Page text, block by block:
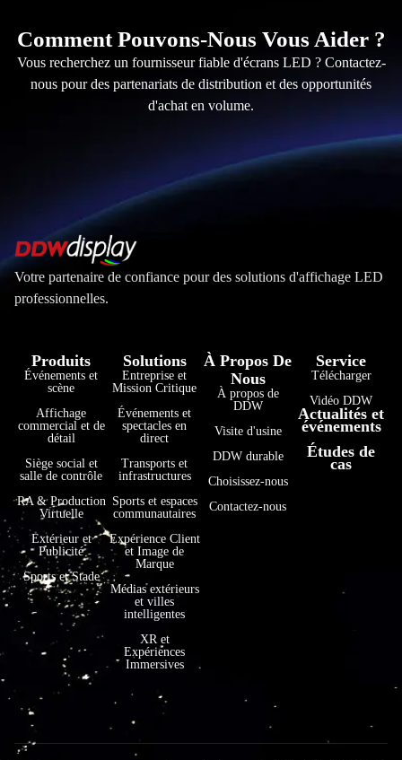
Comment Pouvons-Nous Vous Aider ?
Vous recherchez un fournisseur fiable d'écrans LED ? Contactez-
nous pour des partenariats de distribution et des opportunités
d'achat en volume.
Votre partenaire de confiance pour des solutions d'affichage LED
professionnelles.
Produits
Événements et
scène
Affichage
commercial et de
détail
Siège social et
salle de contrôle
RA & Production
Virtuelle
Extérieur et
Publicité
Sports et Stade
Solutions
Entreprise et
Mission Critique
Événements et
spectacles en
direct
Transports et
infrastructures
Sports et espaces
communautaires
Expérience Client
et Image de
Marque
Médias extérieurs
et villes
intelligentes
XR et
Expériences
Immersives
À Propos De
Nous
À propos de
DDW
Visite d'usine
DDW durable
Choisissez-nous
Contactez-nous
Service
Télécharger
Vidéo DDW
Actualités et
événements
Études de
cas